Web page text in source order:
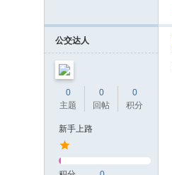
公交达人
0
主题
0
回帖
0
积分
新手上路